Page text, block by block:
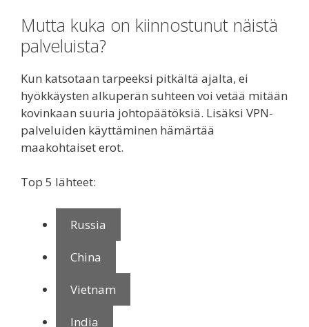
Mutta kuka on kiinnostunut näistä
palveluista?
Kun katsotaan tarpeeksi pitkältä ajalta, ei
hyökkäysten alkuperän suhteen voi vetää mitään
kovinkaan suuria johtopäätöksiä. Lisäksi VPN-
palveluiden käyttäminen hämärtää
maakohtaiset erot.
Top 5 lähteet:
Russia
China
Vietnam
India